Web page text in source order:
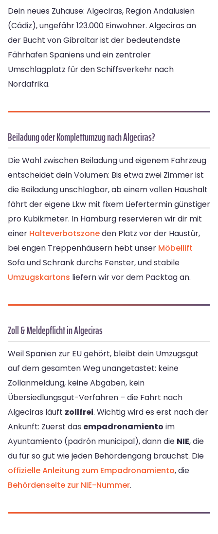
Dein neues Zuhause: Algeciras, Region Andalusien
(Cádiz), ungefähr 123.000 Einwohner. Algeciras an
der Bucht von Gibraltar ist der bedeutendste
Fährhafen Spaniens und ein zentraler
Umschlagplatz für den Schiffsverkehr nach
Nordafrika.
Beiladung oder Komplettumzug nach Algeciras?
Die Wahl zwischen Beiladung und eigenem Fahrzeug
entscheidet dein Volumen: Bis etwa zwei Zimmer ist
die Beiladung unschlagbar, ab einem vollen Haushalt
fährt der eigene Lkw mit fixem Liefertermin günstiger
pro Kubikmeter. In Hamburg reservieren wir dir mit
einer Halteverbotszoneden Platz vor der Haustür,
bei engen Treppenhäusern hebt unser Möbellift
Sofa und Schrank durchs Fenster, und stabile
Umzugskartons liefern wir vor dem Packtag an.
Zoll & Meldepflicht in Algeciras
Weil Spanien zur EU gehört, bleibt dein Umzugsgut
auf dem gesamten Weg unangetastet: keine
Zollanmeldung, keine Abgaben, kein
Übersiedlungsgut-Verfahren – die Fahrt nach
Algeciras läuft zollfrei. Wichtig wird es erst nach der
Ankunft: Zuerst das empadronamiento im
Ayuntamiento (padrón municipal), dann die NIE, die
du für so gut wie jeden Behördengang brauchst. Die
offizielle Anleitung zum Empadronamiento, die
Behördenseite zur NIE-Nummer.